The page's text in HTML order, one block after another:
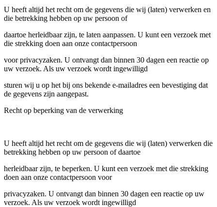
U heeft altijd het recht om de gegevens die wij (laten) verwerken en
die betrekking hebben op uw persoon of
daartoe herleidbaar zijn, te laten aanpassen. U kunt een verzoek met
die strekking doen aan onze contactpersoon
voor privacyzaken. U ontvangt dan binnen 30 dagen een reactie op
uw verzoek. Als uw verzoek wordt ingewilligd
sturen wij u op het bij ons bekende e-mailadres een bevestiging dat
de gegevens zijn aangepast.
Recht op beperking van de verwerking
U heeft altijd het recht om de gegevens die wij (laten) verwerken die
betrekking hebben op uw persoon of daartoe
herleidbaar zijn, te beperken. U kunt een verzoek met die strekking
doen aan onze contactpersoon voor
privacyzaken. U ontvangt dan binnen 30 dagen een reactie op uw
verzoek. Als uw verzoek wordt ingewilligd